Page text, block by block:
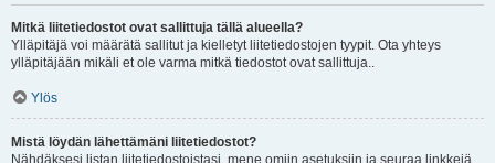
Mitkä liitetiedostot ovat sallittuja tällä alueella?
Ylläpitäjä voi määrätä sallitut ja kielletyt liitetiedostojen tyypit. Ota yhteys
ylläpitäjään mikäli et ole varma mitkä tiedostot ovat sallittuja..
Ylös
Mistä löydän lähettämäni liitetiedostot?
Nähdäksesi listan liitetiedostoistasi, mene omiin asetuksiin ja seuraa linkkejä